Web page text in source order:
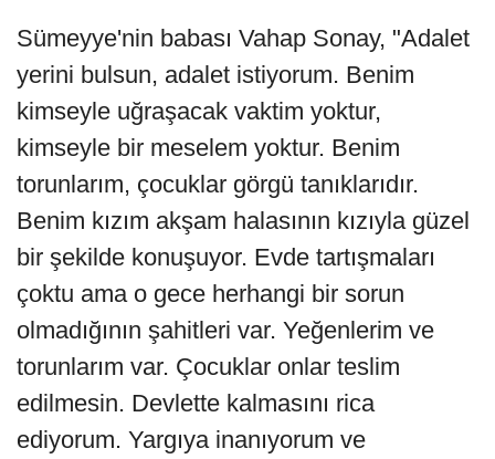
Sümeyye'nin babası Vahap Sonay, "Adalet
yerini bulsun, adalet istiyorum. Benim
kimseyle uğraşacak vaktim yoktur,
kimseyle bir meselem yoktur. Benim
torunlarım, çocuklar görgü tanıklarıdır.
Benim kızım akşam halasının kızıyla güzel
bir şekilde konuşuyor. Evde tartışmaları
çoktu ama o gece herhangi bir sorun
olmadığının şahitleri var. Yeğenlerim ve
torunlarım var. Çocuklar onlar teslim
edilmesin. Devlette kalmasını rica
ediyorum. Yargıya inanıyorum ve